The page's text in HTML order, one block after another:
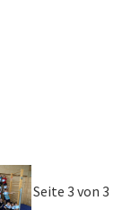
Seite 3 von 3